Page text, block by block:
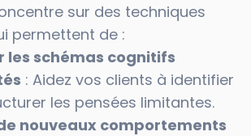
sur des techniques
permettent de :
les schémas cognitifs
: Aidez vos clients à identifier
les pensées limitantes.
nouveaux comportements